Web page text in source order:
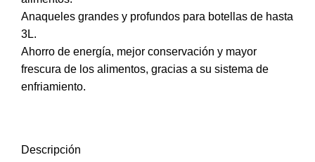
Anaqueles grandes y profundos para botellas de hasta
3L.
Ahorro de energía, mejor conservación y mayor
frescura de los alimentos, gracias a su sistema de
enfriamiento.
Descripción